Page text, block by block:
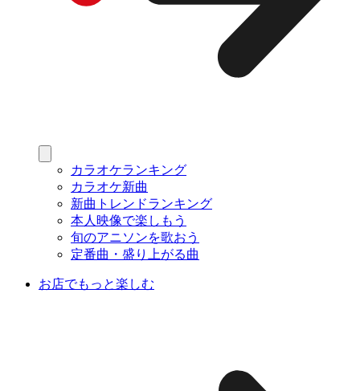
カラオケランキング
カラオケ新曲
新曲トレンドランキング
本人映像で楽しもう
旬のアニソンを歌おう
定番曲・盛り上がる曲
お店でもっと楽しむ